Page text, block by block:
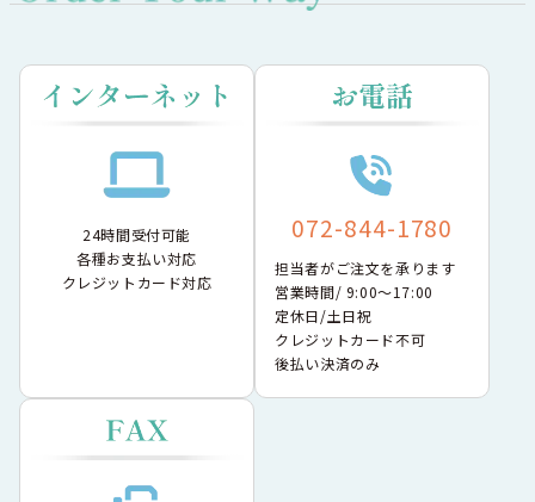
24時間受付可能
各種お支払い対応
クレジットカード対応
072-844-1780
担当者がご注文を承ります
営業時間/ 9:00〜17:00
定休日/土日祝
クレジットカード不可
後払い決済のみ